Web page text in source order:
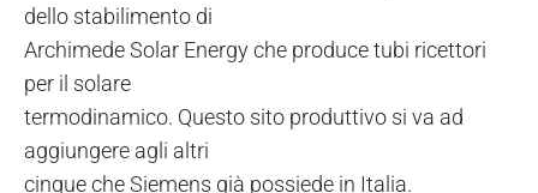
dello stabilimento di
Archimede Solar Energy che produce tubi ricettori
per il solare
termodinamico. Questo sito produttivo si va ad
aggiungere agli altri
cinque che Siemens già possiede in Italia.